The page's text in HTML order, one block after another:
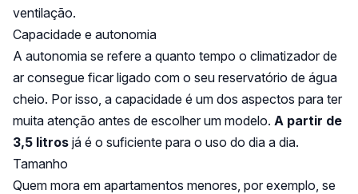
ventilação.
Capacidade e autonomia
A autonomia se refere a quanto tempo o climatizador de
ar consegue ficar ligado com o seu reservatório de água
cheio. Por isso, a capacidade é um dos aspectos para ter
muita atenção antes de escolher um modelo. A partir de
3,5 litros já é o suficiente para o uso do dia a dia.
Tamanho
Quem mora em apartamentos menores, por exemplo, se